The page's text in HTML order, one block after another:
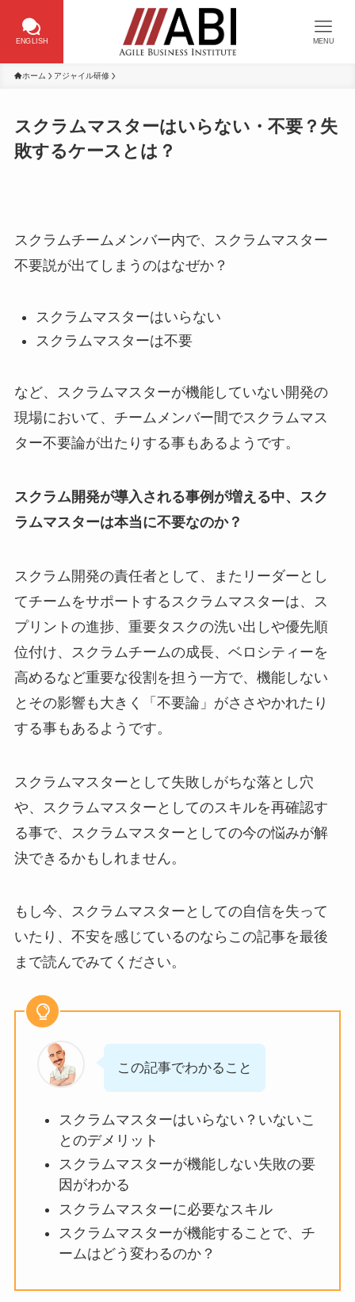
ENGLISH MENU
ホーム アジャイル研修
スクラムマスターはいらない・不要？失
敗するケースとは？
スクラムチームメンバー内で、スクラムマスター
不要説が出てしまうのはなぜか？
スクラムマスターはいらない
スクラムマスターは不要
など、スクラムマスターが機能していない開発の
現場において、チームメンバー間でスクラムマス
ター不要論が出たりする事もあるようです。
スクラム開発が導入される事例が増える中、スク
ラムマスターは本当に不要なのか？
スクラム開発の責任者として、またリーダーとし
てチームをサポートするスクラムマスターは、ス
プリントの進捗、重要タスクの洗い出しや優先順
位付け、スクラムチームの成長、ベロシティーを
高めるなど重要な役割を担う一方で、機能しない
とその影響も大きく「不要論」がささやかれたり
する事もあるようです。
スクラムマスターとして失敗しがちな落とし穴
や、スクラムマスターとしてのスキルを再確認す
る事で、スクラムマスターとしての今の悩みが解
決できるかもしれません。
もし今、スクラムマスターとしての自信を失って
いたり、不安を感じているのならこの記事を最後
まで読んでみてください。
この記事でわかること
スクラムマスターはいらない？いないこ
とのデメリット
スクラムマスターが機能しない失敗の要
因がわかる
スクラムマスターに必要なスキル
スクラムマスターが機能することで、チ
ームはどう変わるのか？